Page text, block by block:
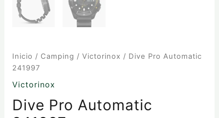
Inicio / Camping / Victorinox / Dive Pro Automatic
241997
Victorinox
Dive Pro Automatic